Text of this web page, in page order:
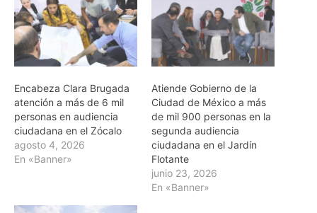
Encabeza Clara Brugada
atención a más de 6 mil
personas en audiencia
ciudadana en el Zócalo
agosto 4, 2026
En «Banner»
Atiende Gobierno de la
Ciudad de México a más
de mil 900 personas en la
segunda audiencia
ciudadana en el Jardín
Flotante
junio 23, 2026
En «Banner»